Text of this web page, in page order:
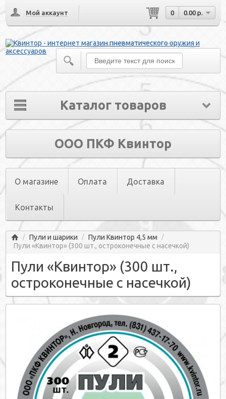
Мой аккаунт 0 0.00 р.
Каталог товаров
ООО ПКФ Квинтор
О магазине Оплата Доставка
Контакты
Главная
/ Пули и шарики / Пули Квинтор 4,5 мм /
Пули «Квинтор» (300 шт., остроконечные с насечкой)
Пули «Квинтор» (300 шт.,
остроконечные с насечкой)